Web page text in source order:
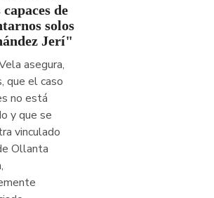
capaces de
solos
Jerí"
asegura,
que el caso
no está
y que se
vinculado
Ollanta